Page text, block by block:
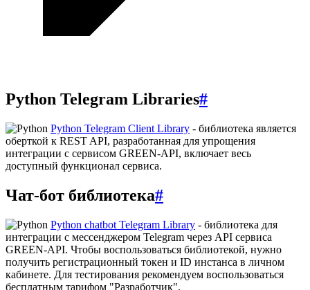
Python Telegram Libraries#
Python Telegram Сlient Library - библиотека является
оберткой к REST API, разработанная для упрощения
интеграции с сервисом GREEN-API, включает весь
доступный функционал сервиса.
Чат-бот библиотека#
Python chatbot Telegram Library - библиотека для
интеграции с мессенджером Telegram через API сервиса
GREEN-API. Чтобы воспользоваться библиотекой, нужно
получить регистрационный токен и ID инстанса в личном
кабинете. Для тестирования рекомендуем воспользоваться
бесплатным тарифом "Разработчик".